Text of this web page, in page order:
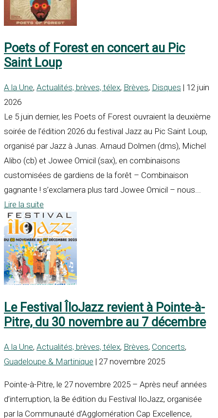
Poets of Forest en concert au Pic
Saint Loup
A la Une, Actualités, brèves, télex, Brèves, Disques | 12 juin
2026
Le 5 juin dernier, les Poets of Forest ouvraient la deuxième
soirée de l’édition 2026 du festival Jazz au Pic Saint Loup,
organisé par Jazz à Junas. Arnaud Dolmen (dms), Michel
Alibo (cb) et Jowee Omicil (sax), en combinaisons
customisées de gardiens de la forêt – Combinaison
gagnante ! s’exclamera plus tard Jowee Omicil – nous...
Lire la suite
Le Festival ÎloJazz revient à Pointe-à-
Pitre, du 30 novembre au 7 décembre
A la Une, Actualités, brèves, télex, Brèves, Concerts,
Guadeloupe & Martinique | 27 novembre 2025
Pointe-à-Pitre, le 27 novembre 2025 – Après neuf années
d’interruption, la 8e édition du Festival IloJazz, organisée
par la Communauté d’Agglomération Cap Excellence,